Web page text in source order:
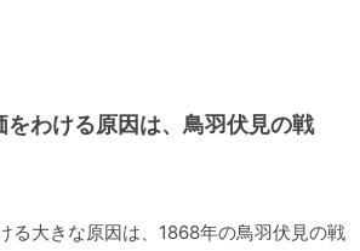
をわける原因は、鳥羽伏見の戦
る大きな原因は、1868年の鳥羽伏見の戦